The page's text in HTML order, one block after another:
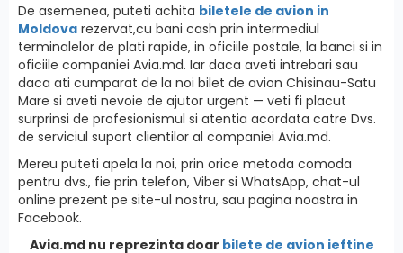
De asemenea, puteti achita biletele de avion in
Moldova rezervat,cu bani cash prin intermediul
terminalelor de plati rapide, in oficiile postale, la banci si in
oficiile companiei Avia.md. Iar daca aveti intrebari sau
daca ati cumparat de la noi bilet de avion Chisinau-Satu
Mare si aveti nevoie de ajutor urgent — veti fi placut
surprinsi de profesionismul si atentia acordata catre Dvs.
de serviciul suport clientilor al companiei Avia.md.
Mereu puteti apela la noi, prin orice metoda comoda
pentru dvs., fie prin telefon, Viber si WhatsApp, chat-ul
online prezent pe site-ul nostru, sau pagina noastra in
Facebook.
Avia.md nu reprezinta doar bilete de avion ieftine